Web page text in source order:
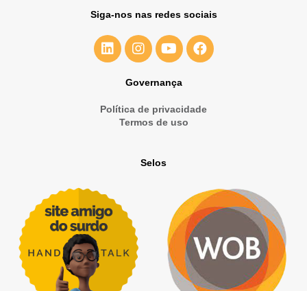
Siga-nos nas redes sociais
Governança
Política de privacidade
Termos de uso
Selos